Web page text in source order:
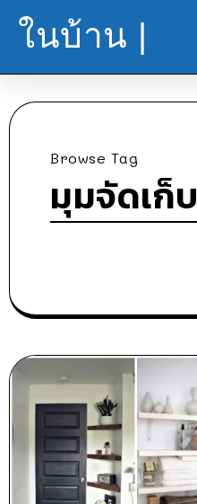
ในบ้าน |
Browse Tag
มุมจัดเก็บ